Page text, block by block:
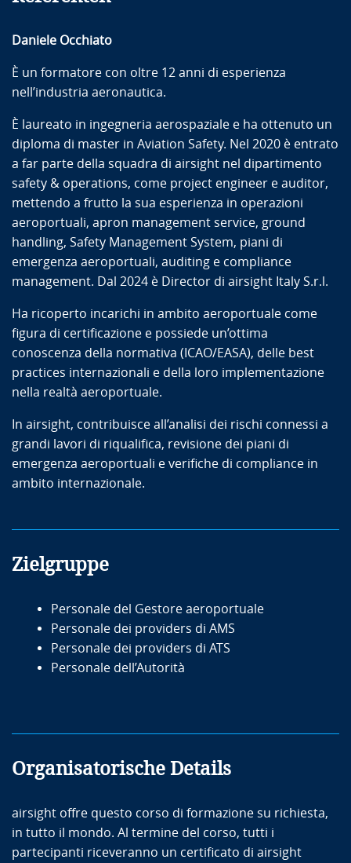
Daniele Occhiato
È un formatore con oltre 12 anni di esperienza
nell’industria aeronautica.
È laureato in ingegneria aerospaziale e ha ottenuto un
diploma di master in Aviation Safety. Nel 2020 è entrato
a far parte della squadra di airsight nel dipartimento
safety & operations, come project engineer e auditor,
mettendo a frutto la sua esperienza in operazioni
aeroportuali, apron management service, ground
handling, Safety Management System, piani di
emergenza aeroportuali, auditing e compliance
management. Dal 2024 è Director di airsight Italy S.r.l.
Ha ricoperto incarichi in ambito aeroportuale come
figura di certificazione e possiede un’ottima
conoscenza della normativa (ICAO/EASA), delle best
practices internazionali e della loro implementazione
nella realtà aeroportuale.
In airsight, contribuisce all’analisi dei rischi connessi a
grandi lavori di riqualifica, revisione dei piani di
emergenza aeroportuali e verifiche di compliance in
ambito internazionale.
Zielgruppe
Personale del Gestore aeroportuale
Personale dei providers di AMS
Personale dei providers di ATS
Personale dell’Autorità
Organisatorische Details
airsight offre questo corso di formazione su richiesta,
in tutto il mondo. Al termine del corso, tutti i
partecipanti riceveranno un certificato di airsight